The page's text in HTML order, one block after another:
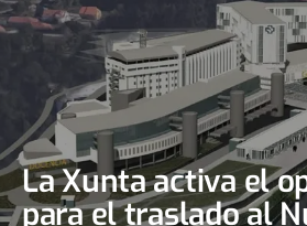
La Xunta activa el
para el traslado al